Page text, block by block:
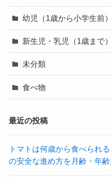
幼児（1歳から小学生前）
新生児・乳児（1歳まで）
未分類
食べ物
最近の投稿
トマトは何歳から食べられ
の安全な進め方を月齢・年